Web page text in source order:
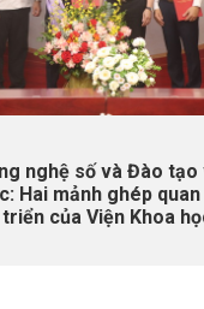
nghệ số và Đào tạo
Hai mảnh ghép
của Viện Khoa